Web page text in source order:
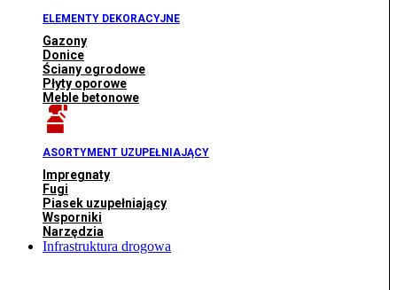
ELEMENTY DEKORACYJNE
Gazony
Donice
Ściany ogrodowe
Płyty oporowe
Meble betonowe
ASORTYMENT UZUPEŁNIAJĄCY
Impregnaty
Fugi
Piasek uzupełniający
Wsporniki
Narzędzia
Infrastruktura drogowa